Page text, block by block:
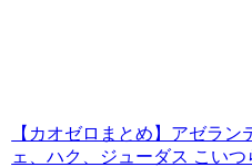
【カオゼロまとめ】アゼラン
ェ、ハク、ジューダス こいつ